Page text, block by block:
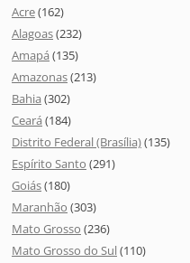
Acre(162)
Alagoas(232)
Amapá (135)
Amazonas(213)
Bahia (302)
Ceará (184)
Distrito Federal (Brasília)(135)
Espírito Santo (291)
Goiás(180)
Maranhão (303)
Mato Grosso (236)
Mato Grosso do Sul(110)